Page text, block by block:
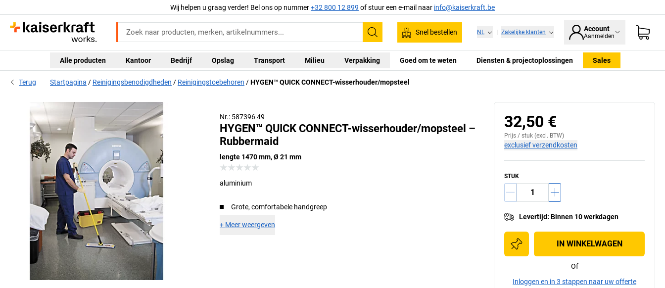
Wij helpen u graag verder! Bel ons op nummer+32 800 12 899 of stuur een e-mail naar info@kaiserkraft.be
Zoeken
Snel bestellen NL Zakelijke klanten Account
Aanmelden
Alle producten Kantoor Bedrijf Opslag Transport Milieu Verpakking Goed om te weten Diensten & projectoplossingen Sales
Terug Startpagina Reinigingsbenodigdheden Reinigingstoebehoren HYGEN™ QUICK CONNECT-wisserhouder/mopsteel
Nr.: 587396 49
HYGEN™ QUICK CONNECT-wisserhouder/mopsteel –
Rubbermaid
lengte 1470 mm, Ø 21 mm
aluminium
Grote, comfortabele handgreep
+ Meer weergeven
32,50 €
Prijs / stuk (excl. BTW)
exclusief verzendkosten
STUK
Levertijd: Binnen 10 werkdagen
IN WINKELWAGEN
Of
Inloggen en in 3 stappen naar uw offerte